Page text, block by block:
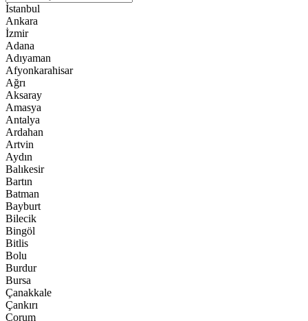
İstanbul
Ankara
İzmir
Adana
Adıyaman
Afyonkarahisar
Ağrı
Aksaray
Amasya
Antalya
Ardahan
Artvin
Aydın
Balıkesir
Bartın
Batman
Bayburt
Bilecik
Bingöl
Bitlis
Bolu
Burdur
Bursa
Çanakkale
Çankırı
Çorum